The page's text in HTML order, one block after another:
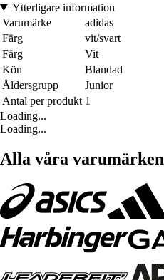
Ytterligare information
Varumärke
adidas
Färg
vit/svart
Färg
Vit
Kön
Blandad
Åldersgrupp
Junior
Antal per produkt 1
Loading...
Loading...
Alla våra varumärken